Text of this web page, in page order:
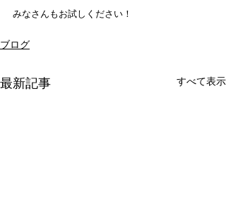
みなさんもお試しください！
ブログ
最新記事 すべて表示